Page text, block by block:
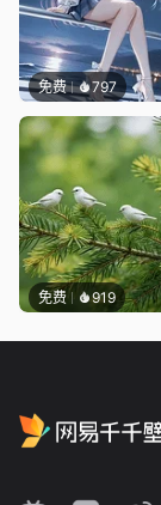
免费 797
免费 919